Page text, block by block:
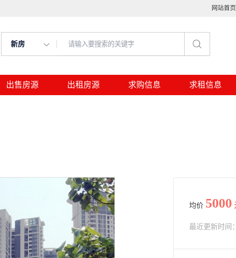
网站首页
新房
出售房源 出租房源 求购信息 求租信息
均价 5000
最近更新时间